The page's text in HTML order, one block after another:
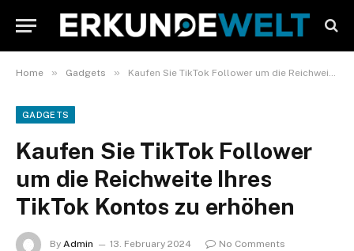
Home » Gadgets » Kaufen Sie TikTok Follower um die Reichweite Ihres TikTok Kontos zu erhöhen
GADGETS
Kaufen Sie TikTok Follower
um die Reichweite Ihres
TikTok Kontos zu erhöhen
By Admin 13. February 2024
No Comments